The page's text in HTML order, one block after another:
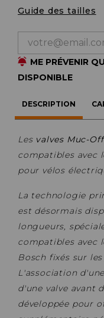
Guide des tailles
ME PRÉVENIR
DISPONIBLE
DESCRIPTION
Les valves Muc-
compatibles avec
pour vélos
La technologie
est désormais
longueurs,
compatibles avec
Bosch fixés sur
L'association
d'une valve avant
développée pour